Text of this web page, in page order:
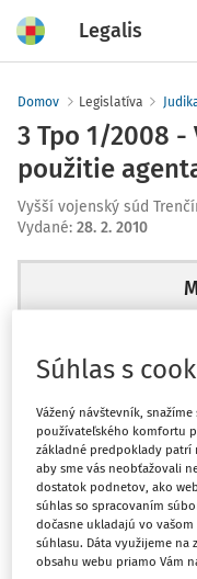
Legalis
Domov Legislatíva
3 Tpo 1/2008
použitie
Vyšší vojenský súd
Vydané: 28. 2. 2010
Ups,
Celý
dostupný
Súhlas s
Vážený návštevník,
používateľského komfortu
základné predpoklady patrí
aby sme vás neobťažovali
dostatok podnetov, ako
súhlas so spracovaním
dočasne ukladajú vo
súhlasu. Dáta využijeme na
obsahu webu priamo Vám